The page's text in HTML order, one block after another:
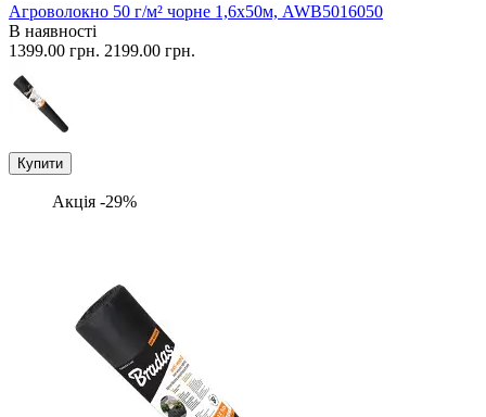
Агроволокно 50 г/м² чорне 1,6х50м, AWB5016050
В наявності
1399.00 грн. 2199.00 грн.
Купити
Акція -29%